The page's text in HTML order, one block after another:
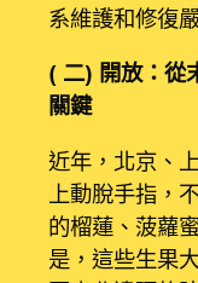
系維護和修復
（二）開放：
關鍵
近年，北京、
上動脫手指，
的榴蓮、菠蘿
是，這些生果